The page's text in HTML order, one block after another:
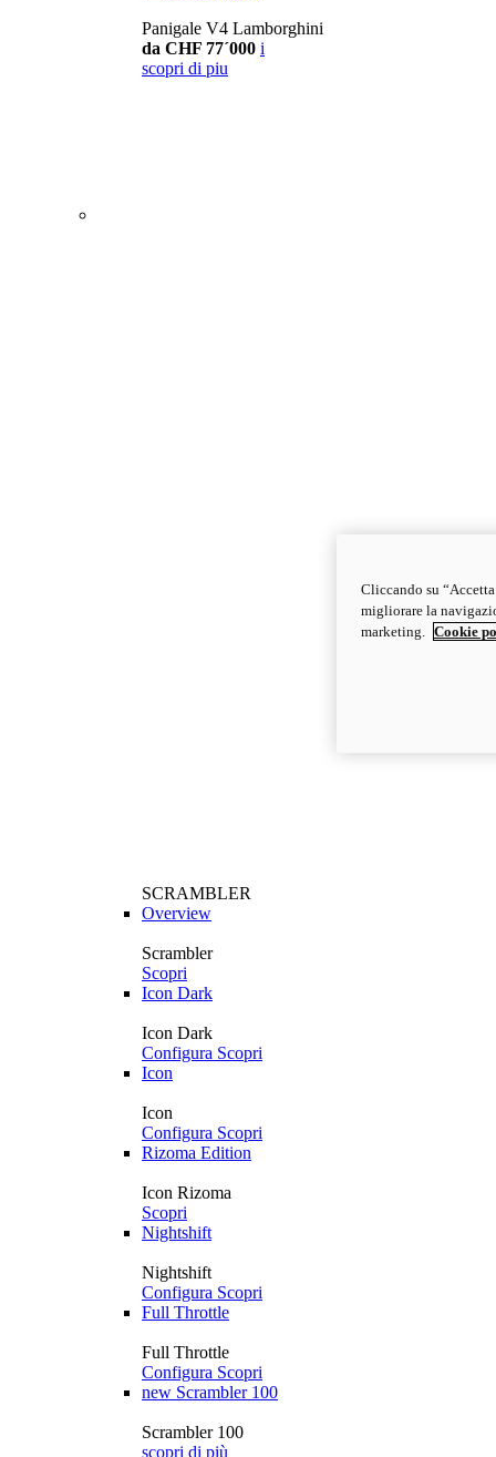
Panigale V4 Lamborghini
da CHF 77´000 i
scopri di piu
SCRAMBLER
Overview
Scrambler
Scopri
Icon Dark
Icon Dark
Configura Scopri
Icon
Icon
Configura Scopri
Rizoma Edition
Icon Rizoma
Scopri
Nightshift
Nightshift
Configura Scopri
Full Throttle
Full Throttle
Configura Scopri
new Scrambler 100
Scrambler 100
scopri di più
Cliccando su
migliorare la
marketing.
Cookie